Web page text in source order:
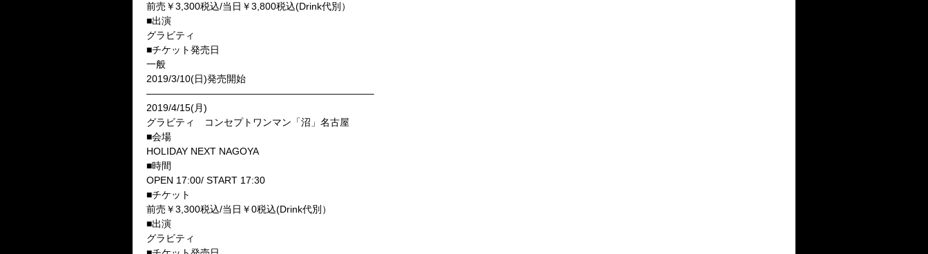
前売￥3,300税込/当日￥3,800税込(Drink代別）
■出演
グラビティ
■チケット発売日
一般
2019/3/10(日)発売開始
———————————————————————–
2019/4/15(月)
グラビティ コンセプトワンマン「沼」名古屋
■会場
HOLIDAY NEXT NAGOYA
■時間
OPEN 17:00/ START 17:30
■チケット
前売￥3,300税込/当日￥0税込(Drink代別）
■出演
グラビティ